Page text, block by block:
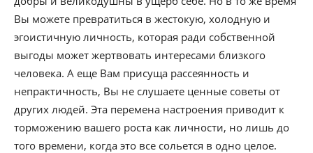
Вы можете превратиться в жестокую, холодную и
эгоистичную личность, которая ради собственной
выгоды может жертвовать интересами близкого
человека. А еще Вам присуща рассеянность и
непрактичность, Вы не слушаете ценные советы от
других людей. Эта перемена настроения приводит к
торможению вашего роста как личности, но лишь до
того времени, когда это все сольется в одно целое.